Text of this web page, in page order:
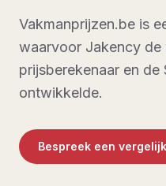
Vakmanprijzen.be is
waarvoor Jakency
prijsberekenaar en
ontwikkelde.
Bespreek een